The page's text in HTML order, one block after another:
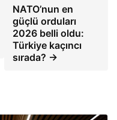
NATO’nun en
güçlü orduları
2026 belli oldu:
Türkiye kaçıncı
sırada? →